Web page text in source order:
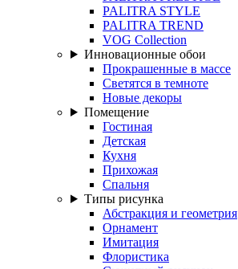
PALITRA STYLE
PALITRA TREND
VOG Collection
Инновационные обои
Прокрашенные в массе
Светятся в темноте
Новые декоры
Помещение
Гостиная
Детская
Кухня
Прихожая
Спальня
Типы рисунка
Абстракция и геометрия
Орнамент
Имитация
Флористика